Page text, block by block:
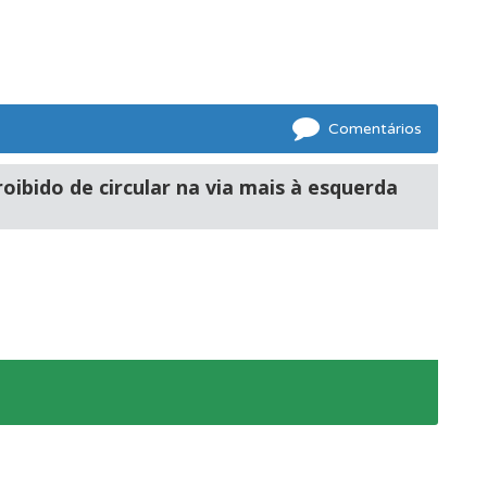
oficial.
Comentários
de circular na via mais à esquerda